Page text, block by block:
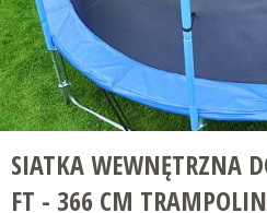
SIATKA WEWNĘTRZNA
FT - 366 CM